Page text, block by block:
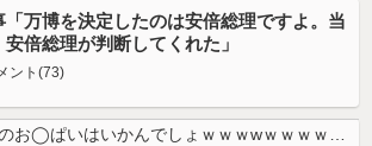
「万博を決定したのは安倍総理ですよ。当
倍総理が判断してくれた」
ント(73)
【画像】 16歳でこのお◯ぱいはいかんでしょｗｗｗwｗｗｗｗｗｗｗｗ❤